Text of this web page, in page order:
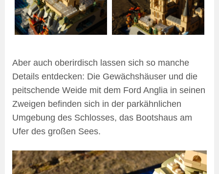
Aber auch oberirdisch lassen sich so manche
Details entdecken: Die Gewächshäuser und die
peitschende Weide mit dem Ford Anglia in seinen
Zweigen befinden sich in der parkähnlichen
Umgebung des Schlosses, das Bootshaus am
Ufer des großen Sees.